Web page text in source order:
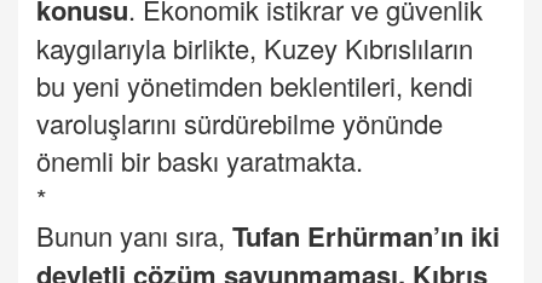
konusu. Ekonomik istikrar ve güvenlik
kaygılarıyla birlikte, Kuzey Kıbrıslıların
bu yeni yönetimden beklentileri, kendi
varoluşlarını sürdürebilme yönünde
önemli bir baskı yaratmakta.
*
Bunun yanı sıra, Tufan Erhürman’ın iki
devletli çözüm savunmaması, Kıbrıs